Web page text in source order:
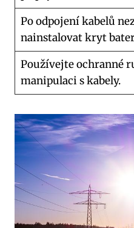
Po odpojení kabelů
nainstalovat kryt
Používejte ochranné
manipulaci s kabely.